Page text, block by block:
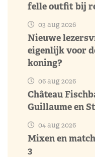
felle outfit bij
03 aug 2026
Nieuwe
eigenlijk voor
koning?
06 aug 2026
Château
Guillaume en
04 aug 2026
Mixen en
3